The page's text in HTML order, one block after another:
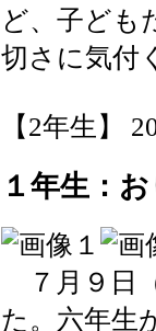
ど、子ども
切さに気付
【2年生】
１年生：
７月９日
た。六年生